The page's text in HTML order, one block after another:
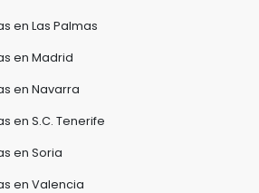
en Las Palmas
en Madrid
en Navarra
en S.C. Tenerife
en Soria
en Valencia